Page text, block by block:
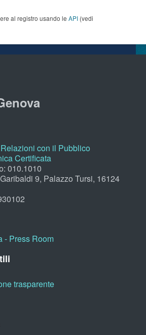
al registro usando le API (vedi
con il Pubblico
Certificata
010.1010
9, Palazzo Tursi, 16124
- Press Room
trasparente